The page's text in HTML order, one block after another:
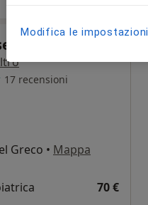
Oliviero
17 recensioni
Greco • Mappa
70 €
Modifica le impostazioni